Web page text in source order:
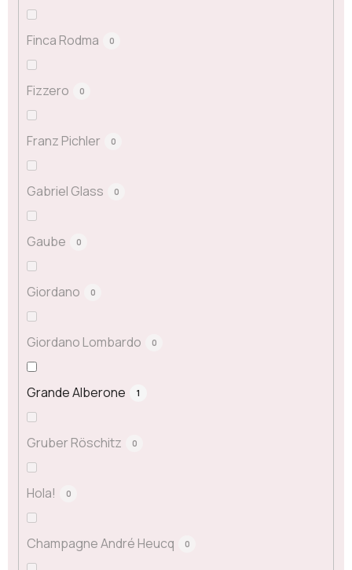
Finca Rodma 0
Fizzero 0
Franz Pichler 0
Gabriel Glass 0
Gaube 0
Giordano 0
Giordano Lombardo 0
Grande Alberone 1
Gruber Röschitz 0
Hola! 0
Champagne André Heucq 0